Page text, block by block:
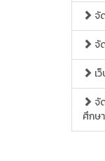
จั
จั
เ
จั
ศึกษ